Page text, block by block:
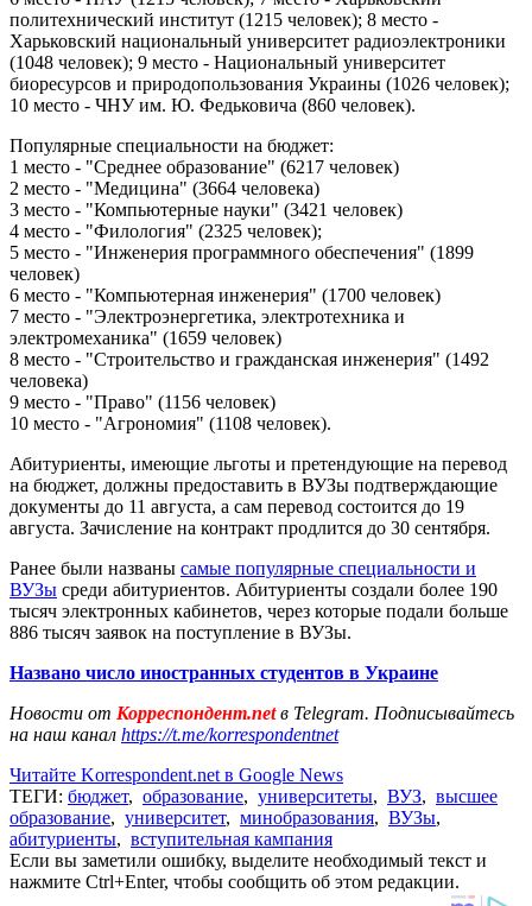
политехнический институт (1215 человек); 8 место -
Харьковский национальный университет радиоэлектроники
(1048 человек); 9 место - Национальный университет
биоресурсов и природопользования Украины (1026 человек);
10 место - ЧНУ им. Ю. Федьковича (860 человек).
Популярные специальности на бюджет:
1 место - "Среднее образование" (6217 человек)
2 место - "Медицина" (3664 человека)
3 место - "Компьютерные науки" (3421 человек)
4 место - "Филология" (2325 человек);
5 место - "Инженерия программного обеспечения" (1899
человек)
6 место - "Компьютерная инженерия" (1700 человек)
7 место - "Электроэнергетика, электротехника и
электромеханика" (1659 человек)
8 место - "Строительство и гражданская инженерия" (1492
человека)
9 место - "Право" (1156 человек)
10 место - "Агрономия" (1108 человек).
Абитуриенты, имеющие льготы и претендующие на перевод
на бюджет, должны предоставить в ВУЗы подтверждающие
документы до 11 августа, а сам перевод состоится до 19
августа. Зачисление на контракт продлится до 30 сентября.
Ранее были названы самые популярные специальности и
ВУЗы среди абитуриентов. Абитуриенты создали более 190
тысяч электронных кабинетов, через которые подали больше
886 тысяч заявок на поступление в ВУЗы.
Названо число иностранных студентов в Украине
Новости от Корреспондент.netв Telegram. Подписывайтесь
на наш канал https://t.me/korrespondentnet
Читайте Korrespondent.net в Google News
ТЕГИ: бюджет, образование, университеты, ВУЗ, высшее
образование, университет, минобразования, ВУЗы,
абитуриенты, вступительная кампания
Если вы заметили ошибку, выделите необходимый текст и
нажмите Ctrl+Enter, чтобы сообщить об этом редакции.